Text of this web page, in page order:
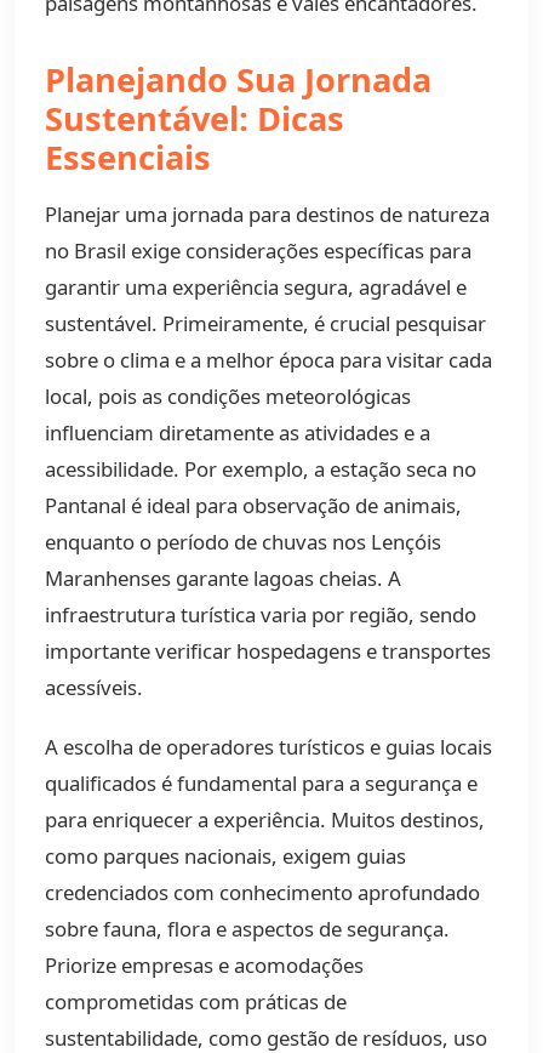
Planejando Sua Jornada
Sustentável: Dicas
Essenciais
Planejar uma jornada para destinos de natureza
no Brasil exige considerações específicas para
garantir uma experiência segura, agradável e
sustentável. Primeiramente, é crucial pesquisar
sobre o clima e a melhor época para visitar cada
local, pois as condições meteorológicas
influenciam diretamente as atividades e a
acessibilidade. Por exemplo, a estação seca no
Pantanal é ideal para observação de animais,
enquanto o período de chuvas nos Lençóis
Maranhenses garante lagoas cheias. A
infraestrutura turística varia por região, sendo
importante verificar hospedagens e transportes
acessíveis.
A escolha de operadores turísticos e guias locais
qualificados é fundamental para a segurança e
para enriquecer a experiência. Muitos destinos,
como parques nacionais, exigem guias
credenciados com conhecimento aprofundado
sobre fauna, flora e aspectos de segurança.
Priorize empresas e acomodações
comprometidas com práticas de
sustentabilidade, como gestão de resíduos, uso